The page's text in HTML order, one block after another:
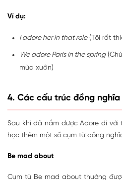
Ví dụ:
I adore her in that role(Tôi rất
We adore Paris in the spring
mùa xuân)
4. Các cấu trúc đồng
Sau khi đã nắm được Adore đi
học thêm một số cụm từ đồng
Be mad about
Cụm từ Be mad about thường